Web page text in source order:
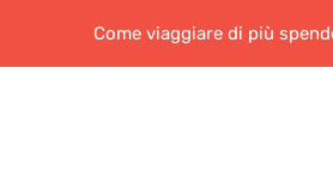
Come viaggiare di più